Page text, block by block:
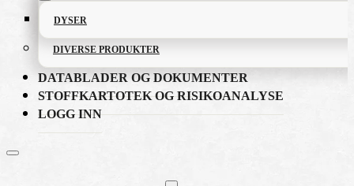
DYSER
DIVERSE PRODUKTER
DATABLADER OG DOKUMENTER
STOFFKARTOTEK OG RISIKOANALYSE
LOGG INN